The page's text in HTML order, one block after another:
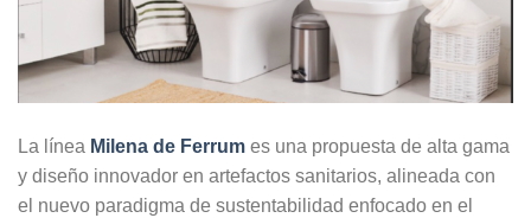
La línea Milena de Ferrum es una propuesta de alta gama
y diseño innovador en artefactos sanitarios, alineada con
el nuevo paradigma de sustentabilidad enfocado en el